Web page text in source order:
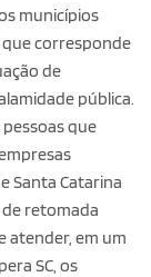
municípios
corresponde
de
pública.
que
Santa Catarina
retomada
atender, em um
SC, os